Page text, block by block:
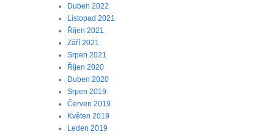
Duben 2022
Listopad 2021
Říjen 2021
Září 2021
Srpen 2021
Říjen 2020
Duben 2020
Srpen 2019
Červen 2019
Květen 2019
Leden 2019